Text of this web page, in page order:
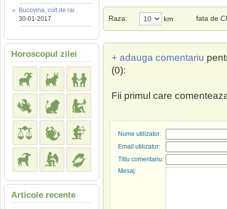
Bucovina, colt de rai
30-01-2017
Horoscopul zilei
Articole recente
Raza: km fata de
+ adauga comentariu
(0):
Fii primul care
Nume utilizator:
Email utilizator:
Titlu comentariu:
Mesaj: